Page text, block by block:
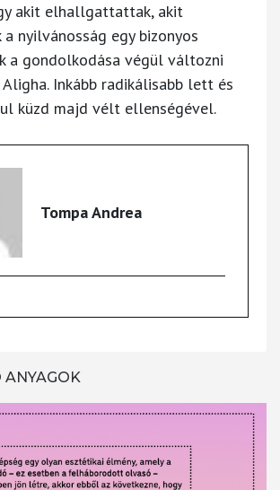
akit elhallgattattak, akit
nyilvánosság egy bizonyos
a gondolkodása végül változni
Aligha. Inkább radikálisabb lett és
küzd majd vélt ellenségével.
Tompa Andrea